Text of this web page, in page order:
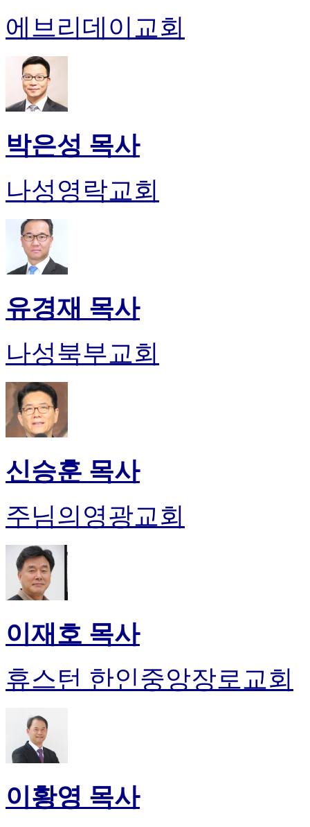
에브리데이교회
박은성 목사
나성영락교회
유경재 목사
나성북부교회
신승훈 목사
주님의영광교회
이재호 목사
휴스턴 한인중앙장로교회
이황영 목사